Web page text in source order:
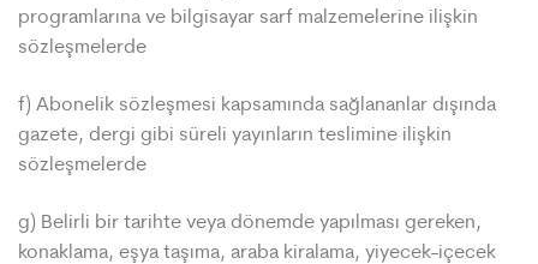
programlarına ve bilgisayar sarf malzemelerine ilişkin
sözleşmelerde
f) Abonelik sözleşmesi kapsamında sağlananlar dışında
gazete, dergi gibi süreli yayınların teslimine ilişkin
sözleşmelerde
g) Belirli bir tarihte veya dönemde yapılması gereken,
konaklama, eşya taşıma, araba kiralama, yiyecek-içecek